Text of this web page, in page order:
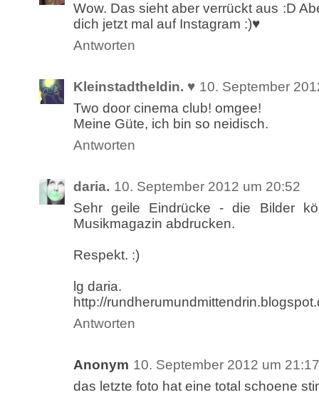
Wow. Das sieht aber verrückt aus :D
dich jetzt mal auf Instagram :)♥
Antworten
Kleinstadtheldin. ♥ 10. September
Two door cinema club! omgee!
Meine Güte, ich bin so neidisch.
Antworten
daria. 10. September 2012 um 20:52
Sehr geile Eindrücke - die Bilder
Musikmagazin abdrucken.
Respekt. :)
lg daria.
http://
Antworten
Anonym 10. September 2012 um 21:17
das letzte foto hat eine total schoene